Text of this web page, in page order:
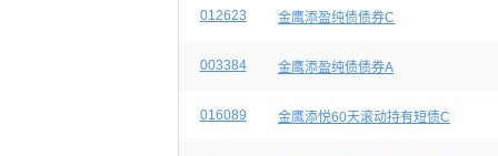
012623 金鹰添盈纯债债券C
003384 金鹰添盈纯债债券A
016089 金鹰添悦60天滚动持有短债C